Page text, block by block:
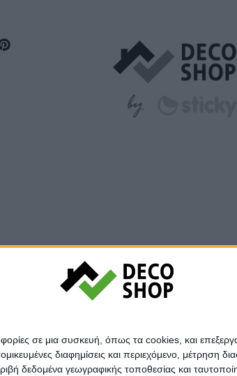
σε μια συσκευή, όπως τα cookies, και
διαφημίσεις και περιεχόμενο, μέτρηση
δεδομένα γεωγραφικής τοποθεσίας και
© Decoshop 2024